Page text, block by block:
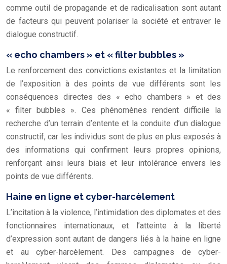
comme outil de propagande et de radicalisation sont autant
de facteurs qui peuvent polariser la société et entraver le
dialogue constructif.
« echo chambers » et « filter bubbles »
Le renforcement des convictions existantes et la limitation
de l’exposition à des points de vue différents sont les
conséquences directes des « echo chambers » et des
« filter bubbles ». Ces phénomènes rendent difficile la
recherche d’un terrain d’entente et la conduite d’un dialogue
constructif, car les individus sont de plus en plus exposés à
des informations qui confirment leurs propres opinions,
renforçant ainsi leurs biais et leur intolérance envers les
points de vue différents.
Haine en ligne et cyber-harcèlement
L’incitation à la violence, l’intimidation des diplomates et des
fonctionnaires internationaux, et l’atteinte à la liberté
d’expression sont autant de dangers liés à la haine en ligne
et au cyber-harcèlement. Des campagnes de cyber-